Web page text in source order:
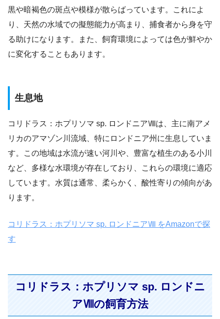
黒や暗褐色の斑点や模様が散らばっています。これによ
り、天然の水域での擬態能力が高まり、捕食者から身を守
る助けになります。また、飼育環境によっては色が鮮やか
に変化することもあります。
生息地
コリドラス：ホプリソマ sp. ロンドニアⅧは、主に南アメ
リカのアマゾン川流域、特にロンドニア州に生息していま
す。この地域は水流が速い河川や、豊富な植生のある小川
など、多様な水環境が存在しており、これらの環境に適応
しています。水質は通常、柔らかく、酸性寄りの傾向があ
ります。
コリドラス：ホプリソマ sp. ロンドニアⅧ をAmazonで探
す
コリドラス：ホプリソマ sp. ロンドニ
アⅧの飼育方法